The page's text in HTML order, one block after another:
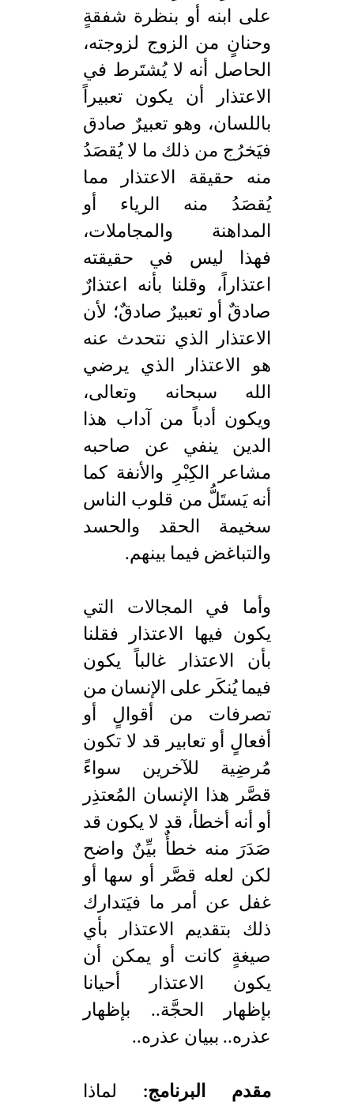
على ابنه أو بنظرة شفقةٍ
وحنانٍ من الزوج لزوجته،
الحاصل أنه لا يُشتَرط في
الاعتذار أن يكون تعبيراً
باللسان، وهو تعبيرٌ صادق
فيَخرُج من ذلك ما لا يُقصَدُ
منه حقيقة الاعتذار مما
يُقصَدُ منه الرياء أو
المداهنة والمجاملات،
فهذا ليس في حقيقته
اعتذاراً، وقلنا بأنه اعتذارٌ
صادقٌ أو تعبيرٌ صادقٌ؛ لأن
الاعتذار الذي نتحدث عنه
هو الاعتذار الذي يرضي
الله سبحانه وتعالى،
ويكون أدباً من آداب هذا
الدين ينفي عن صاحبه
مشاعر الكِبْرِ والأنفة كما
أنه يَستَلُّ من قلوب الناس
سخيمة الحقد والحسد
والتباغض فيما بينهم.
وأما في المجالات التي
يكون فيها الاعتذار فقلنا
بأن الاعتذار غالباً يكون
فيما يُنكَر على الإنسان من
تصرفات من أقوالٍ أو
أفعالٍ أو تعابير قد لا تكون
مُرضِية للآخرين سواءً
قصَّر هذا الإنسان المُعتذِر
أو أنه أخطأ، قد لا يكون قد
صَدَرَ منه خطأٌ بيِّنٌ واضح
لكن لعله قصَّر أو سها أو
غفل عن أمر ما فيَتدارك
ذلك بتقديم الاعتذار بأي
صيغةٍ كانت أو يمكن أن
يكون الاعتذار أحيانا
بإظهار الحجَّة.. بإظهار
عذره.. ببيان عذره..
مقدم البرنامج: لماذا